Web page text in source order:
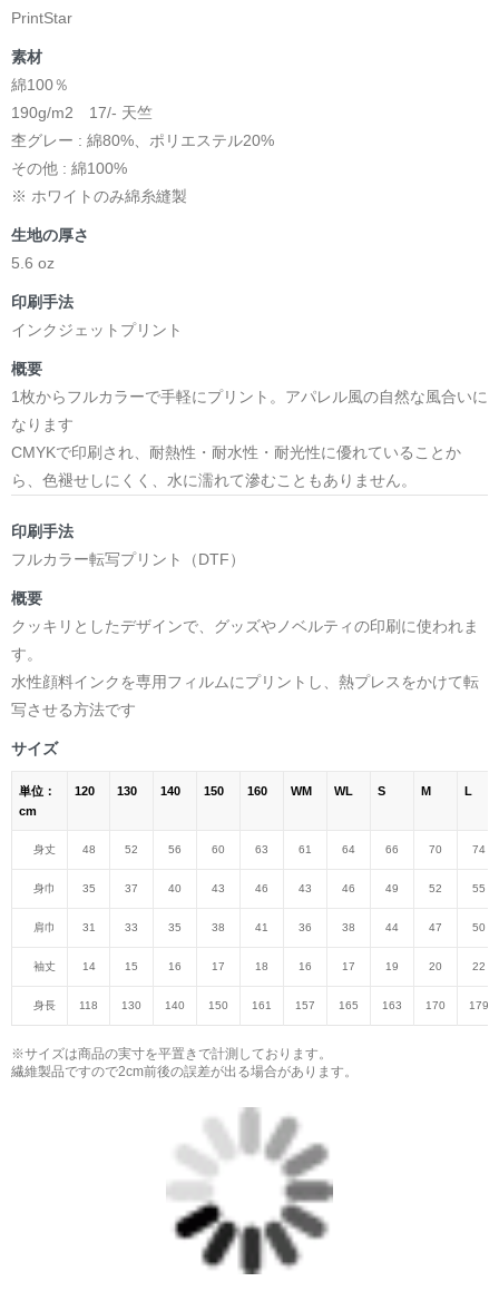
PrintStar
素材
綿100％
190g/m2 17/- 天竺
杢グレー : 綿80%、ポリエステル20%
その他 : 綿100%
※ ホワイトのみ綿糸縫製
生地の厚さ
5.6 oz
印刷手法
インクジェットプリント
概要
1枚からフルカラーで手軽にプリント。アパレル風の自然な風合いに
なります
CMYKで印刷され、耐熱性・耐水性・耐光性に優れていることか
ら、色褪せしにくく、水に濡れて滲むこともありません。
印刷手法
フルカラー転写プリント（DTF）
概要
クッキリとしたデザインで、グッズやノベルティの印刷に使われま
す。
水性顔料インクを専用フィルムにプリントし、熱プレスをかけて転
写させる方法です
サイズ
単位：
cm
120 130 140 150 160 WM WL S M L
身丈 48 52 56 60 63 61 64 66 70 74
身巾 35 37 40 43 46 43 46 49 52 55
肩巾 31 33 35 38 41 36 38 44 47 50
袖丈 14 15 16 17 18 16 17 19 20 22
身長 118 130 140 150 161 157 165 163 170 179
※サイズは商品の実寸を平置きで計測しております。
繊維製品ですので2cm前後の誤差が出る場合があります。